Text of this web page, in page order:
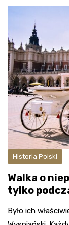
Historia Polski
Walka o
tylko
Było ich